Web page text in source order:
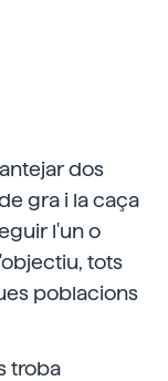
dos
gra i la caça
l'un o
tots
poblacions
troba